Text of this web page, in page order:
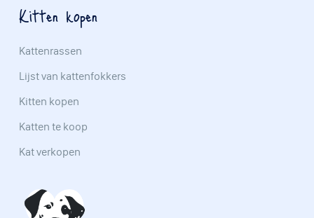
Kitten kopen
Kattenrassen
Lijst van kattenfokkers
Kitten kopen
Katten te koop
Kat verkopen